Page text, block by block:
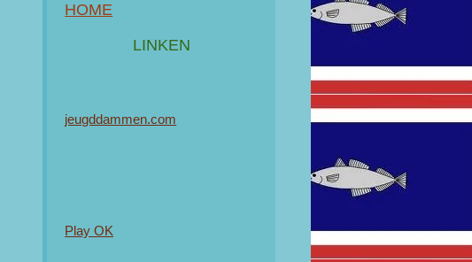
HOME
LINKEN
jeugddammen.com
Play OK